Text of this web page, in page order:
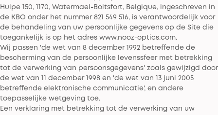
Hulpe 150, 1170, Watermael-Boitsfort, Belgique, ingeschreven in
de KBO onder het nummer 821 549 516, is verantwoordelijk voor
de behandeling van uw persoonlijke gegevens op de Site die
toegankelijk is op het adres www.nooz-optics.com.
Wij passen 'de wet van 8 december 1992 betreffende de
bescherming van de persoonlijke levenssfeer met betrekking
tot de verwerking van persoonsgegevens' zoals gewijzigd door
de wet van 11 december 1998 en 'de wet van 13 juni 2005
betreffende elektronische communicatie', en andere
toepasselijke wetgeving toe.
Een verklaring met betrekking tot de verwerking van uw